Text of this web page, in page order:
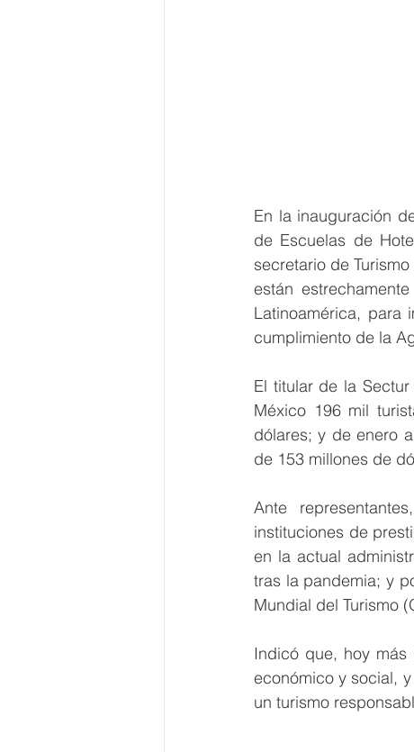
En la inauguración
de Escuelas de
secretario de
están
Latinoamérica, para
cumplimiento de la
El titular de la
México 196 mil
dólares; y de enero
de 153 millones de
Ante
instituciones de
en la actual
tras la pandemia; y
Mundial del Turismo
Indicó que, hoy
económico y social,
un turismo